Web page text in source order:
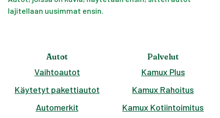
lajitellaan uusimmat ensin.
Autot
Vaihtoautot
Käytetyt pakettiautot
Automerkit
Palvelut
Kamux Plus
Kamux Rahoitus
Kamux Kotiintoimitus